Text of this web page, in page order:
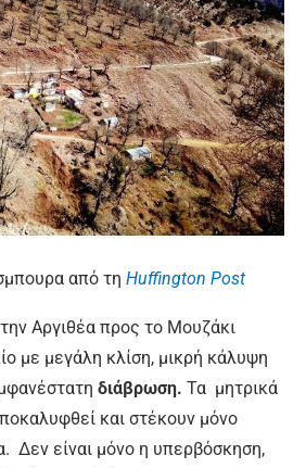
από τη Huffington Post
Αργιθέα προς το Μουζάκι
με μεγάλη κλίση, μικρή κάλυψη
διάβρωση. Τα μητρικά
και στέκουν μόνο
Δεν είναι μόνο η υπερβόσκηση,